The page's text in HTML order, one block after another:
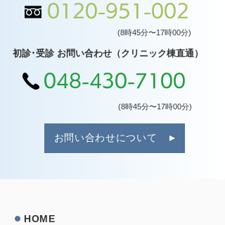
0120-951-002
(8時45分〜17時00分)
初診･受診 お問い合わせ（クリニック棟直通）
048-430-7100
(8時45分〜17時00分)
お問い合わせについて
HOME